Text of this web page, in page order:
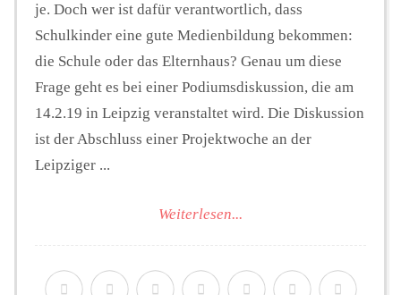
Seminare
Unterstützen
je. Doch wer ist dafür verantwortlich, dass
Schulkinder eine gute Medienbildung bekommen:
die Schule oder das Elternhaus? Genau um diese
Frage geht es bei einer Podiumsdiskussion, die am
14.2.19 in Leipzig veranstaltet wird. Die Diskussion
ist der Abschluss einer Projektwoche an der
Leipziger ...
Weiterlesen...